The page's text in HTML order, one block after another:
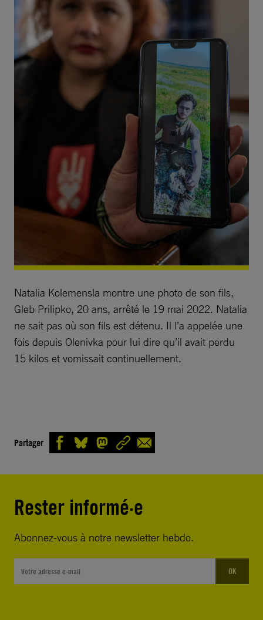
Natalia Kolemensla montre une photo de son fils,
Gleb Prilipko, 20 ans, arrêté le 19 mai 2022. Natalia
ne sait pas où son fils est détenu. Il l’a appelée une
fois depuis Olenivka pour lui dire qu’il avait perdu
15 kilos et vomissait continuellement.
Partager
Rester informé·e
Abonnez-vous à notre newsletter hebdo.
OK